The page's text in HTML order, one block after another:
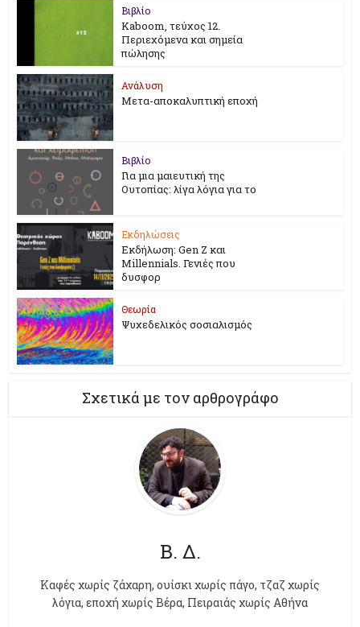
Βιβλίο
Kaboom, τεύχος 12.
Περιεχόμενα και σημεία
πώλησης
Ανάλυση
Μετα-αποκαλυπτική εποχή
Βιβλίο
Για μια μαιευτική της
Ουτοπίας: λίγα λόγια για το
Εκδηλώσεις
Εκδήλωση: Gen Z και
Millennials. Γενιές που
δυσφορ
Θεωρία
Ψυχεδελικός σοσιαλισμός
Σχετικά με τον αρθρογράφο
Β. Δ.
Kαφές χωρίς ζάχαρη, ουίσκι χωρίς πάγο, τζαζ χωρίς
λόγια, εποχή χωρίς Βέρα, Πειραιάς χωρίς Αθήνα